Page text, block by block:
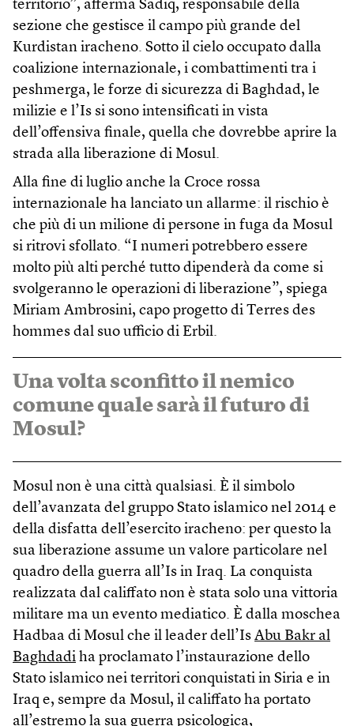
territorio”, afferma Sadiq, responsabile della
sezione che gestisce il campo più grande del
Kurdistan iracheno. Sotto il cielo occupato dalla
coalizione internazionale, i combattimenti tra i
peshmerga, le forze di sicurezza di Baghdad, le
milizie e l’Is si sono intensificati in vista
dell’offensiva finale, quella che dovrebbe aprire la
strada alla liberazione di Mosul.
Alla fine di luglio anche la Croce rossa
internazionale ha lanciato un allarme: il rischio è
che più di un milione di persone in fuga da Mosul
si ritrovi sfollato. “I numeri potrebbero essere
molto più alti perché tutto dipenderà da come si
svolgeranno le operazioni di liberazione”, spiega
Miriam Ambrosini, capo progetto di Terres des
hommes dal suo ufficio di Erbil.
Una volta sconfitto il nemico
comune quale sarà il futuro di
Mosul?
Mosul non è una città qualsiasi. È il simbolo
dell’avanzata del gruppo Stato islamico nel 2014 e
della disfatta dell’esercito iracheno: per questo la
sua liberazione assume un valore particolare nel
quadro della guerra all’Is in Iraq. La conquista
realizzata dal califfato non è stata solo una vittoria
militare ma un evento mediatico. È dalla moschea
Hadbaa di Mosul che il leader dell’Is Abu Bakr al
Baghdadi ha proclamato l’instaurazione dello
Stato islamico nei territori conquistati in Siria e in
Iraq e, sempre da Mosul, il califfato ha portato
all’estremo la sua guerra psicologica,